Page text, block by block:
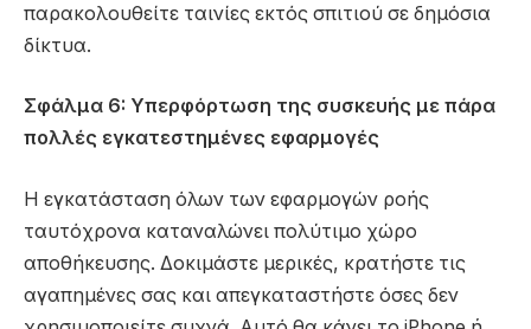
παρακολουθείτε ταινίες εκτός σπιτιού σε δημόσια
δίκτυα.
Σφάλμα 6: Υπερφόρτωση της συσκευής με πάρα
πολλές εγκατεστημένες εφαρμογές
Η εγκατάσταση όλων των εφαρμογών ροής
ταυτόχρονα καταναλώνει πολύτιμο χώρο
αποθήκευσης. Δοκιμάστε μερικές, κρατήστε τις
αγαπημένες σας και απεγκαταστήστε όσες δεν